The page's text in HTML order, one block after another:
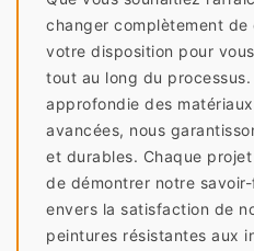
changer complètement de
votre disposition pour
tout au long du
approfondie des
avancées, nous
et durables. Chaque
de démontrer notre
envers la satisfaction de
peintures résistantes aux